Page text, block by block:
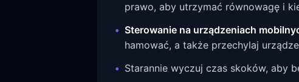
prawo, aby utrzymać równowagę i
Sterowanie na urządzeniach
hamować, a także przechylaj
Starannie wyczuj czas skoków, aby